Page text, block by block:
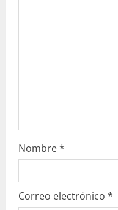
Nombre*
Correo electrónico *